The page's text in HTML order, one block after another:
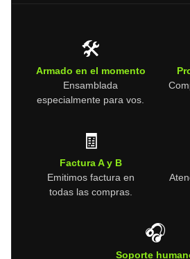
🛠️
Armado en el momento
Ensamblada
especialmente para vos.
🧾
Factura A y B
Emitimos factura en
todas las compras.
🎧
Soporte